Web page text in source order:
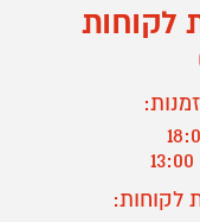
לקוחות
לקוחות: